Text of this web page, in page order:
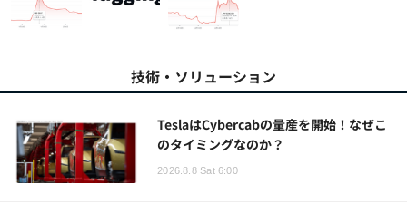
技術・ソリューション
TeslaはCybercabの量産を開始！なぜこ
のタイミングなのか？
2026.8.8 Sat 6:00